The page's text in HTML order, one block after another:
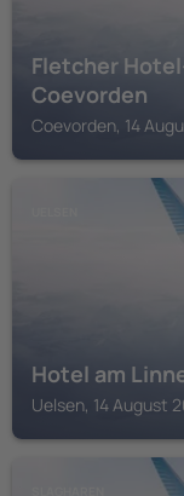
Fletcher
Coevorden
Coevorden, 14
Hotel am
Uelsen, 14 August